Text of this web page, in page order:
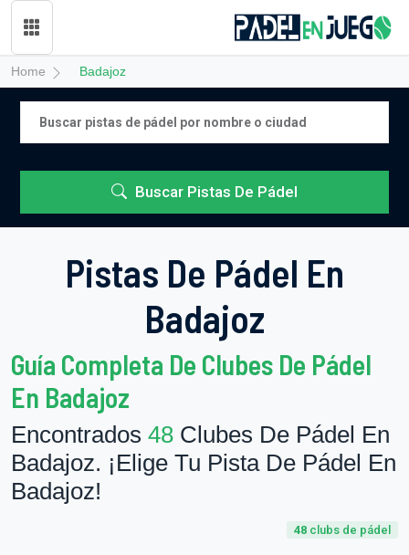
Home Badajoz
Buscar Pistas De Pádel
Pistas De Pádel En
Badajoz
Guía Completa De Clubes De Pádel
En Badajoz
Encontrados 48 Clubes De Pádel En
Badajoz. ¡Elige Tu Pista De Pádel En
Badajoz!
48 clubs de pádel